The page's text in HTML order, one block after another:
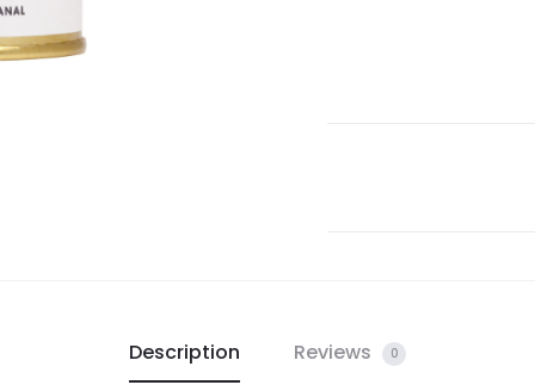
Description Reviews 0